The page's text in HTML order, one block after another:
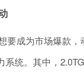
要成为市场爆款
统。其中，